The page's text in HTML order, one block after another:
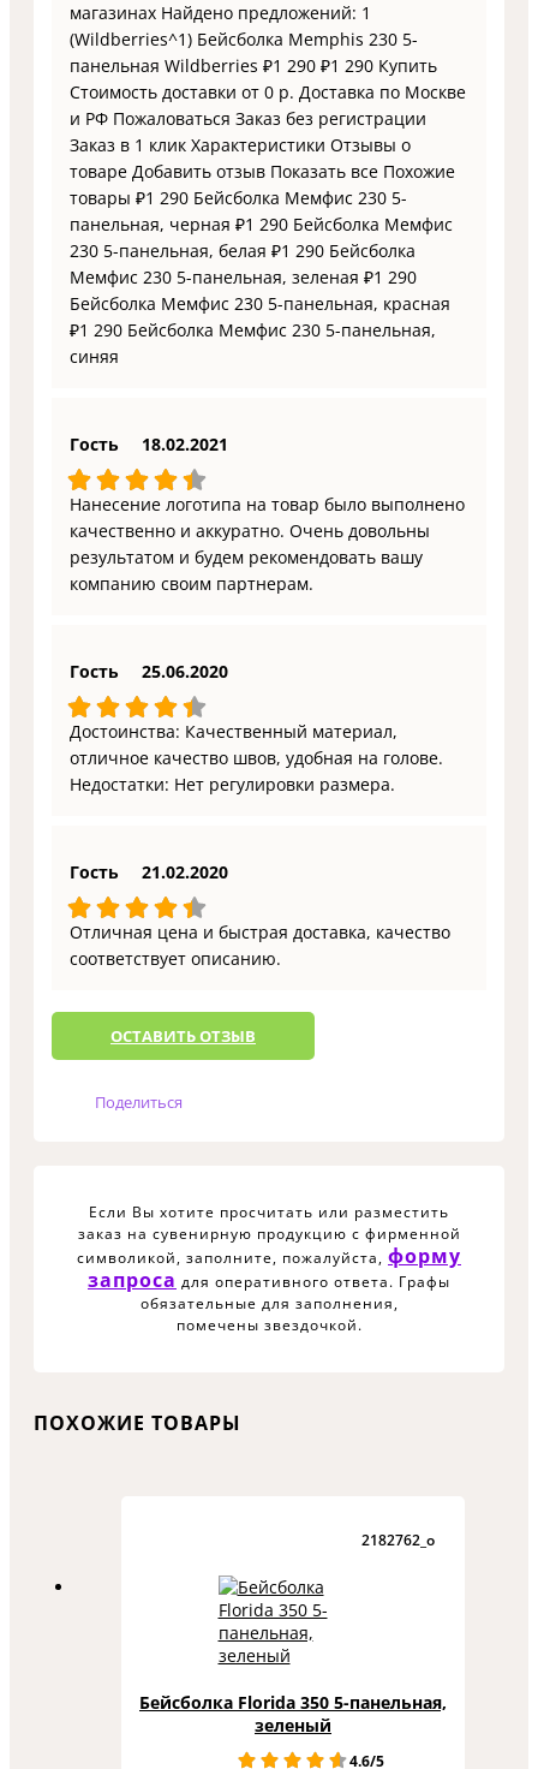
магазинах Найдено предложений: 1
(Wildberries^1) Бейсболка Memphis 230 5-
панельная Wildberries ₽1 290 ₽1 290 Купить
Стоимость доставки от 0 р. Доставка по Москве
и РФ Пожаловаться Заказ без регистрации
Заказ в 1 клик Характеристики Отзывы о
товаре Добавить отзыв Показать все Похожие
товары ₽1 290 Бейсболка Мемфис 230 5-
панельная, черная ₽1 290 Бейсболка Мемфис
230 5-панельная, белая ₽1 290 Бейсболка
Мемфис 230 5-панельная, зеленая ₽1 290
Бейсболка Мемфис 230 5-панельная, красная
₽1 290 Бейсболка Мемфис 230 5-панельная,
синяя
Гость 18.02.2021
Нанесение логотипа на товар было выполнено
качественно и аккуратно. Очень довольны
результатом и будем рекомендовать вашу
компанию своим партнерам.
Гость 25.06.2020
Достоинства: Качественный материал,
отличное качество швов, удобная на голове.
Недостатки: Нет регулировки размера.
Гость 21.02.2020
Отличная цена и быстрая доставка, качество
соответствует описанию.
ОCТАВИТЬ ОТЗЫВ
Поделиться
Если Вы хотите просчитать или разместить
заказ на сувенирную продукцию с фирменной
символикой, заполните, пожалуйста, форму
запроса для оперативного ответа. Графы
обязательные для заполнения,
помечены звездочкой.
ПОХОЖИЕ ТОВАРЫ
2182762_o
Бейсболка Florida 350 5-панельная,
зеленый
4.6/5